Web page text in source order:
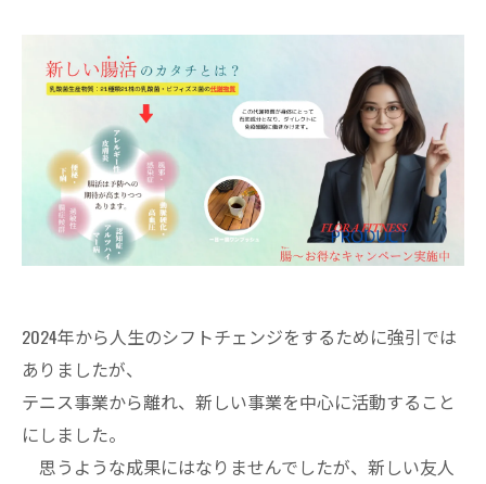
2024年から人生のシフトチェンジをするために強引では
ありましたが、
テニス事業から離れ、新しい事業を中心に活動すること
にしました。
思うような成果にはなりませんでしたが、新しい友人